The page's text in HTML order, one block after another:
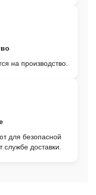
на производство.
для безопасной
доставки.